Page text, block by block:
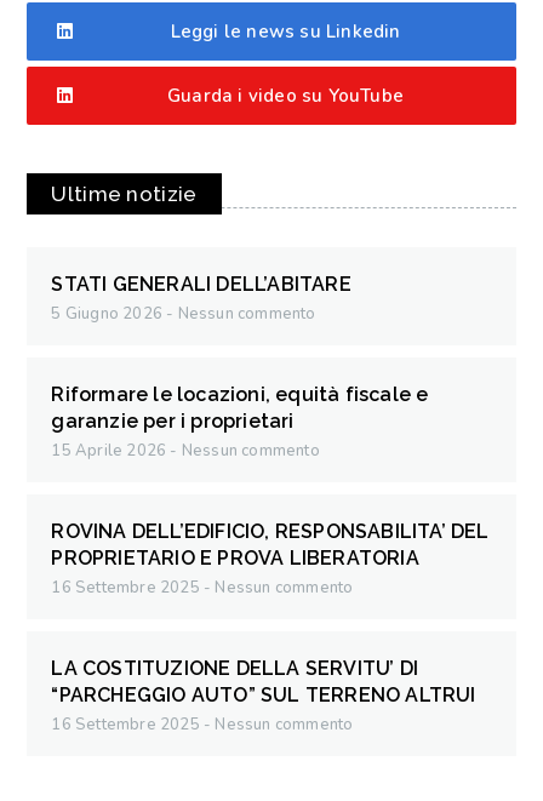
Leggi le news su Linkedin
Guarda i video su YouTube
Ultime notizie
STATI GENERALI DELL’ABITARE
5 Giugno 2026 Nessun commento
Riformare le locazioni, equità fiscale e
garanzie per i proprietari
15 Aprile 2026 Nessun commento
ROVINA DELL’EDIFICIO, RESPONSABILITA’ DEL
PROPRIETARIO E PROVA LIBERATORIA
16 Settembre 2025 Nessun commento
LA COSTITUZIONE DELLA SERVITU’ DI
“PARCHEGGIO AUTO” SUL TERRENO ALTRUI
16 Settembre 2025 Nessun commento